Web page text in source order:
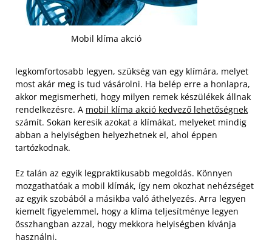
Mobil klíma akció
legkomfortosabb legyen, szükség van egy klímára, melyet
most akár meg is tud vásárolni. Ha belép erre a honlapra,
akkor megismerheti, hogy milyen remek készülékek állnak
rendelkezésre. A mobil klíma akció kedvező lehetőségnek
számít. Sokan keresik azokat a klímákat, melyeket mindig
abban a helyiségben helyezhetnek el, ahol éppen
tartózkodnak.
Ez talán az egyik legpraktikusabb megoldás. Könnyen
mozgathatóak a mobil klímák, így nem okozhat nehézséget
az egyik szobából a másikba való áthelyezés. Arra legyen
kiemelt figyelemmel, hogy a klíma teljesítménye legyen
összhangban azzal, hogy mekkora helyiségben kívánja
használni.